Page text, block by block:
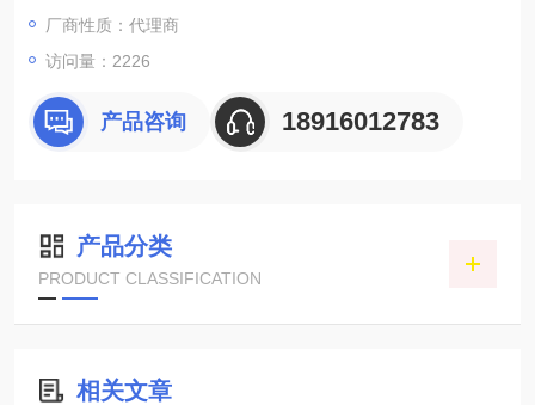
厂商性质：代理商
访问量：2226
产品咨询 18916012783
产品分类
PRODUCT CLASSIFICATION
相关文章